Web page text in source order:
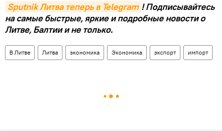
Sputnik Литва теперь в Telegram ! Подписывайтесь
на самые быстрые, яркие и подробные новости о
Литве, Балтии и не только.
В Литве Литва экономика Экономика экспорт импорт